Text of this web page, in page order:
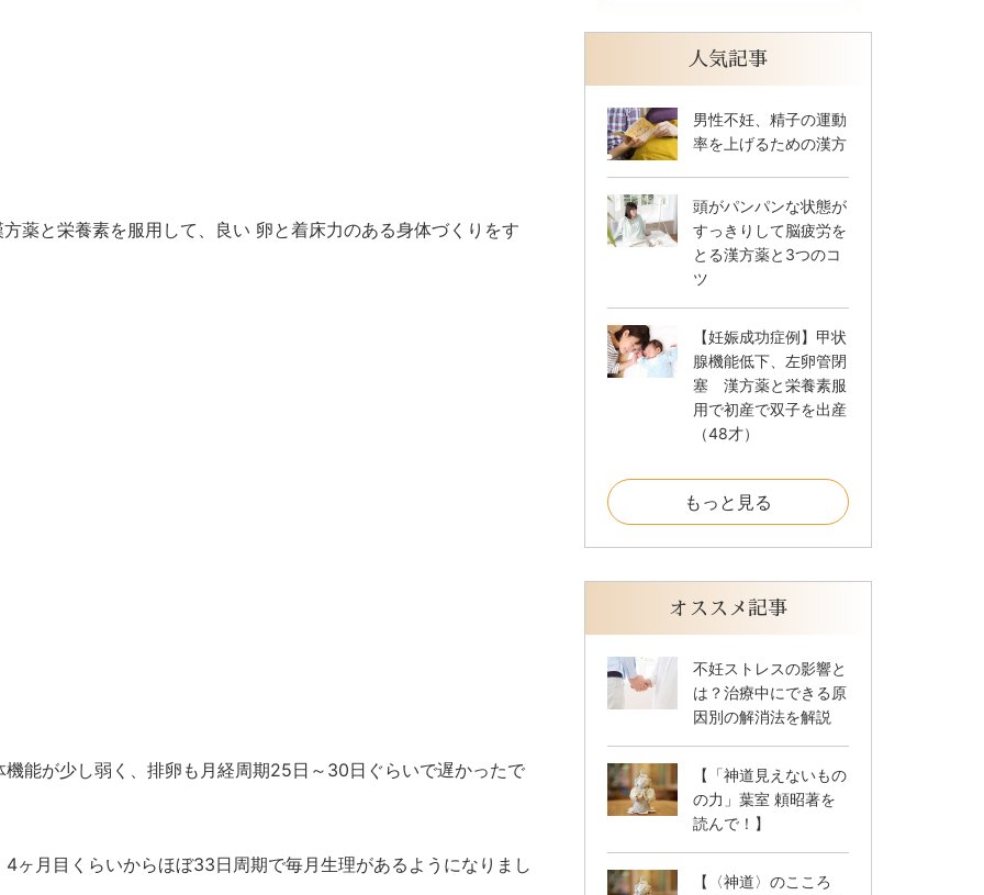
薬と栄養素を服用して、良い 卵と着床力のある身体づくりをす
能が少し弱く、排卵も月経周期25日～30日ぐらいで遅かったで
ヶ月目くらいからほぼ33日周期で毎月生理があるようになりまし
人気記事
男性不妊、精子の運動
率を上げるための漢方
頭がパンパンな状態が
すっきりして脳疲労を
とる漢方薬と3つのコ
ツ
【妊娠成功症例】甲状
腺機能低下、左卵管閉
塞 漢方薬と栄養素服
用で初産で双子を出産
（48才）
もっと見る
オススメ記事
不妊ストレスの影響と
は？治療中にできる原
因別の解消法を解説
【「神道見えないもの
の力」葉室 頼昭著を
読んで！】
【〈神道〉のこころ